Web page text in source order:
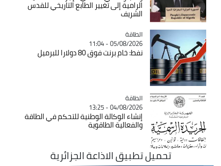
الرامية إلى تغيير الطابع التاريخي للقدس
الشريف
Catégorie
الطاقة
05/08/2026 - 11:04
نفط: خام برنت فوق 80 دولارا للبرميل
Catégorie
الطاقة
04/08/2026 - 13:25
إنشاء الوكالة الوطنية للتحكم في الطاقة
والفعالية الطاقوية
تحميل تطبيق الاذاعة الجزائرية